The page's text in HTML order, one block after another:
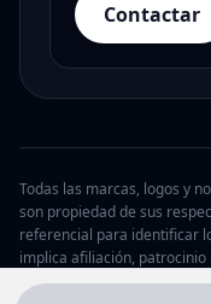
Contactar
Todas las marcas, logos y
son propiedad de sus
referencial para identificar
implica afiliación, patrocinio
© 2026 Yaxa Argentina.